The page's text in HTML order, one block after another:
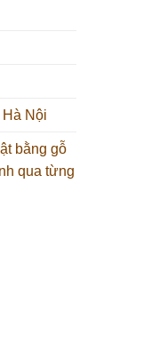
Nội
bằng gỗ
qua từng